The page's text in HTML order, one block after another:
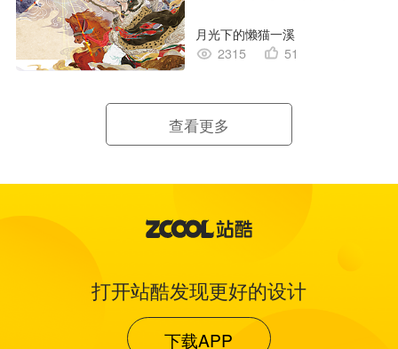
月光下的懒猫一溪
2315
51
查看更多
打开站酷发现更好的设计
下载APP